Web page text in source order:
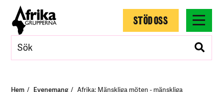
STÖD OSS
Hem Evenemang
Afrika: Mänskliga möten - mänskliga